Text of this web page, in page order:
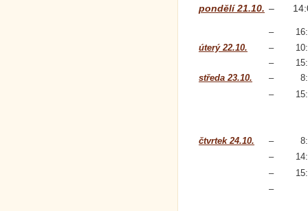
pondělí 21.10. –
–
úterý 22.10.
–
–
středa 23.10.
–
–
čtvrtek 24.10. –
–
–
–